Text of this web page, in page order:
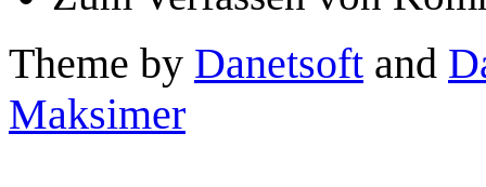
Theme by Danetsoft and
Maksimer